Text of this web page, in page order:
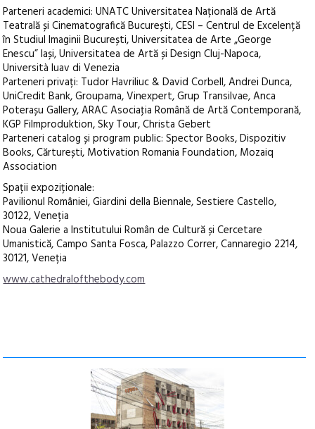
Parteneri academici: UNATC Universitatea Națională de Artă
Teatrală și Cinematografică București, CESI – Centrul de Excelență
în Studiul Imaginii București, Universitatea de Arte „George
Enescu” Iași, Universitatea de Artă și Design Cluj-Napoca,
Università Iuav di Venezia
Parteneri privați: Tudor Havriliuc & David Corbell, Andrei Dunca,
UniCredit Bank, Groupama, Vinexpert, Grup Transilvae, Anca
Poterașu Gallery, ARAC Asociaţia Română de Artă Contemporană,
KGP Filmproduktion, Sky Tour, Christa Gebert
Parteneri catalog și program public: Spector Books, Dispozitiv
Books, Cărturești, Motivation Romania Foundation, Mozaiq
Association
Spații expoziționale:
Pavilionul României, Giardini della Biennale, Sestiere Castello,
30122, Veneția
Noua Galerie a Institutului Român de Cultură și Cercetare
Umanistică, Campo Santa Fosca, Palazzo Correr, Cannaregio 2214,
30121, Veneția
www.cathedralofthebody.com